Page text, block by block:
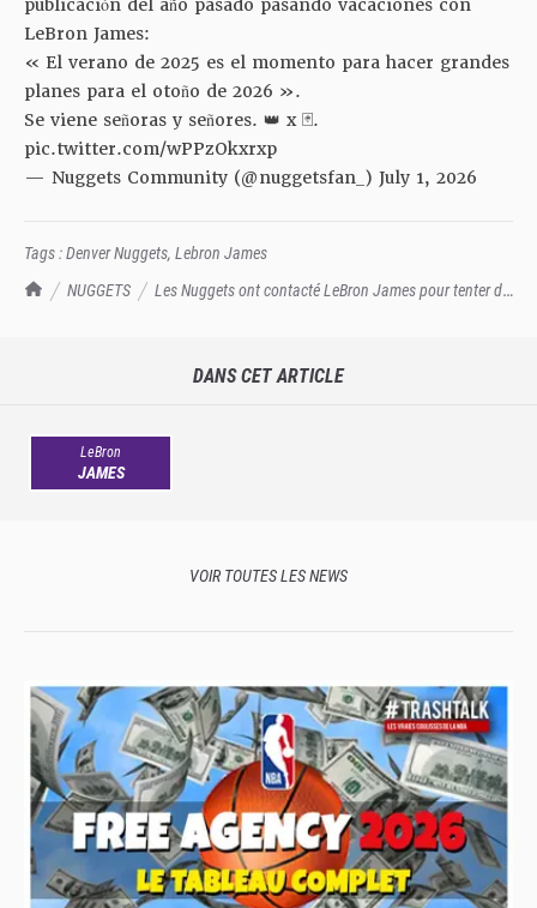
TrashTalk Actu NBA
NUGGETS
Les Nuggets ont contacté LeBron James pour tenter de
publicación del año pasado pasando vacaciones con
LeBron James:
« El verano de 2025 es el momento para hacer grandes
planes para el otoño de 2026 ».
Se viene señoras y señores. 👑 x 🃏.
pic.twitter.com/wPPzOkxrxp
— Nuggets Community (@nuggetsfan_) July 1, 2026
Tags :Denver Nuggets, Lebron James
DANS CET ARTICLE
LeBron
JAMES
VOIR TOUTES LES NEWS